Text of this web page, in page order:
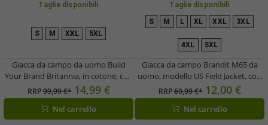
Taglie disponibili
S M XXL 5XL
Giacca da campo da uomo Build
Your Brand Britannia, in cotone, con
collo alto e cappuccio, B3116 nera
RRP99,99 €* 14,99 €
Nel carrello
Taglie disponibili
S M L XL XXL 3XL
4XL 5XL
Giacca da campo Brandit M65 da
uomo, modello US Field Jacket, con
giacca interna separata, codice
B3108, mimetica urbana
grigio/nero/bianco
RRP69,99 €* 12,00 €
Nel carrello